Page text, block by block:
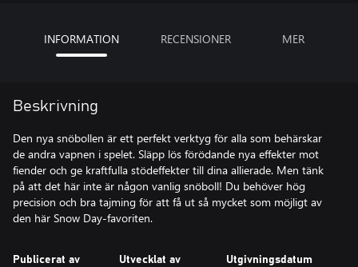
INFORMATION RECENSIONER MER
Beskrivning
Den nya snöbollen är ett perfekt verktyg för alla som behärskar
de andra vapnen i spelet. Släpp lös förödande nya effekter mot
fiender och ge kraftfulla stödeffekter till dina allierade. Men tänk
på att det här inte är någon vanlig snöboll! Du behöver hög
precision och bra tajming för att få ut så mycket som möjligt av
den här Snow Day-favoriten.
Publicerat av Utvecklat av Utgivningsdatum